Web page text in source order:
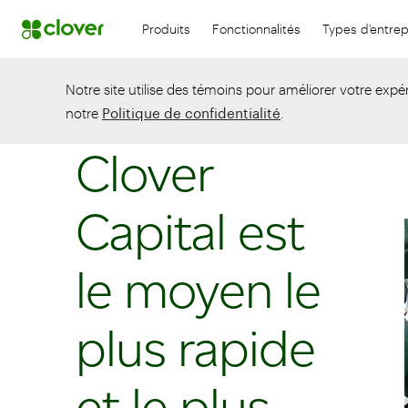
Produits Fonctionnalités Types
Notre site utilise des témoins pour améliorer votre
notre Politique de confidentialité
Clover
Capital est
le moyen le
plus rapide